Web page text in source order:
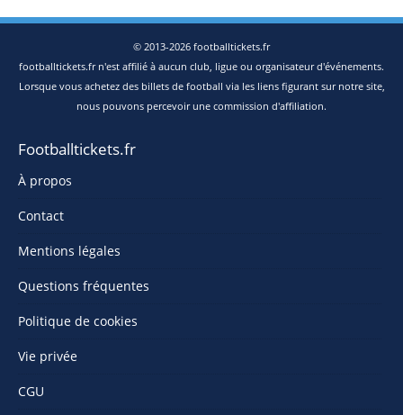
© 2013-2026 footballtickets.fr
footballtickets.fr n'est affilié à aucun club, ligue ou organisateur d'événements.
Lorsque vous achetez des billets de football via les liens figurant sur notre site,
nous pouvons percevoir une commission d'affiliation.
Footballtickets.fr
À propos
Contact
Mentions légales
Questions fréquentes
Politique de cookies
Vie privée
CGU